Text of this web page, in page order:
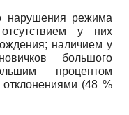
нарушения режима
у них
наличием у
большого
процентом
отклонениями (48 %